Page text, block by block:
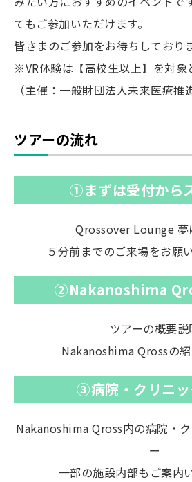
てもご参加いただけます。
皆さまのご参加をお待ちしておりま
※VR体験は【高校生以上】を対象
（主催：一般財団法人未来医療推
ツアーの流れ
①まずは受付から
Qrossover Lounge 夢
５分前までのご来場をお願
②Nakanoshima
ツアーの概要説
Nakanoshima Qrossの
③病院・クリニッ
Nakanoshima Qross内の病院・
ー
一部の施設内部もご案内